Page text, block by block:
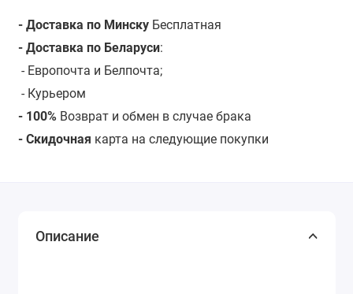
- Доставка по МинскуБесплатная
- Доставка по Беларуси:
- Европочта и Белпочта;
- Курьером
- 100% Возврат и обмен в случае брака
- Скидочная карта на следующие покупки
Описание